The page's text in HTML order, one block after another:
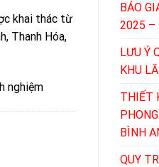
khai thác từ
Thanh Hóa,
nghiệm
BÁO
2025 –
LƯU Ý
KHU
THIẾT
BÌNH
QUY